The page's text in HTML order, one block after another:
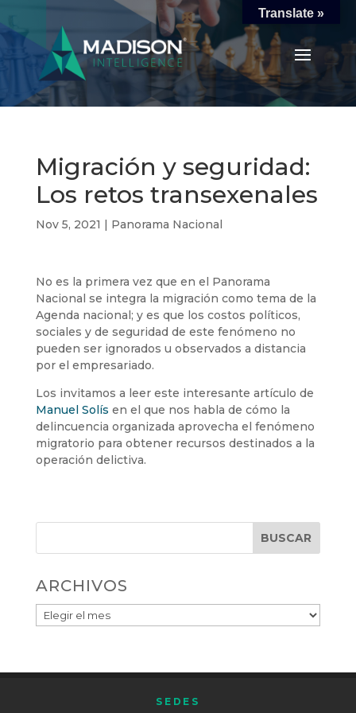
Migración y seguridad:
Los retos transexenales
Nov 5, 2021 | Panorama Nacional
No es la primera vez que en el Panorama
Nacional se integra la migración como tema de la
Agenda nacional; y es que los costos políticos,
sociales y de seguridad de este fenómeno no
pueden ser ignorados u observados a distancia
por el empresariado.
Los invitamos a leer este interesante artículo de
Manuel Solís en el que nos habla de cómo la
delincuencia organizada aprovecha el fenómeno
migratorio para obtener recursos destinados a la
operación delictiva.
BUSCAR
ARCHIVOS
SEDES
Translate »